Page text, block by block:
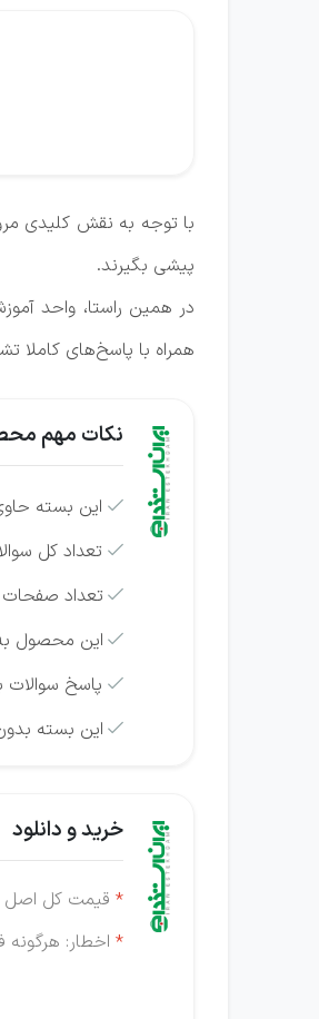
با توجه به نقش کلیدی
پیشی بگیرند.
در همین راستا، واحد
همراه با پاسخ‌های کاملا
نکات مهم
 این بسته
 تعداد کل
 تعداد
 این محصول
 پاسخ
 این بسته
خرید و دانلود
* قیمت کل اصل
* اخطار: هرگونه